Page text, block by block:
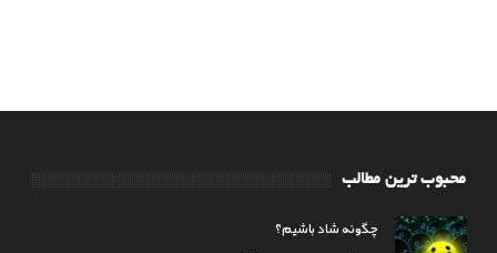
محبوب ترین مطالب
چگونه شاد باشیم؟